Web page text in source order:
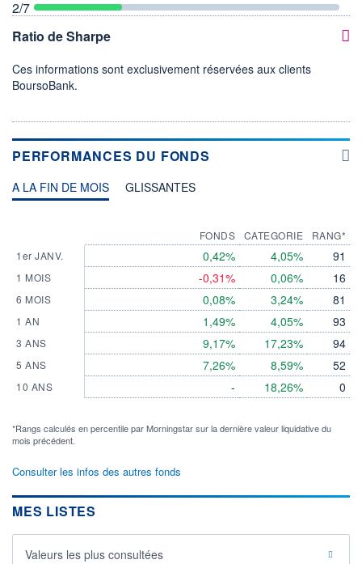
2/7
Ratio de Sharpe
Ces informations sont exclusivement réservées aux clients
BoursoBank.
PERFORMANCES DU FONDS
A LA FIN DE MOIS GLISSANTES
1er JANV.
1 MOIS
6 MOIS
1 AN
3 ANS
5 ANS
10 ANS
FONDS
0,42%
-0,31%
0,08%
1,49%
9,17%
7,26%
-
CATEGORIE
4,05%
0,06%
3,24%
4,05%
17,23%
8,59%
18,26%
RANG*
91
16
81
93
94
52
0
*Rangs calculés en percentile par Morningstar sur la dernière valeur liquidative du
mois précédent.
Consulter les infos des autres fonds
MES LISTES
Valeurs les plus consultées